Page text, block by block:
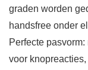
graden worden
handsfree onder
Perfecte
voor